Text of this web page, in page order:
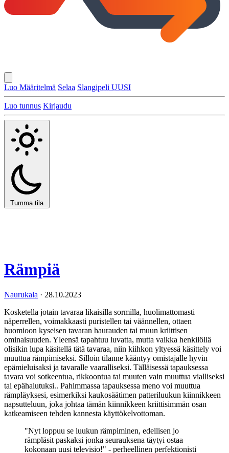
Luo Määritelmä Selaa Slangipeli UUSI
Luo tunnus Kirjaudu
Tumma tila
Rämpiä
Naurukala · 28.10.2023
Kosketella jotain tavaraa likaisilla sormilla, huolimattomasti
näperrellen, voimakkaasti puristellen tai väännellen, ottaen
huomioon kyseisen tavaran haurauden tai muun kriittisen
ominaisuuden. Yleensä tapahtuu luvatta, mutta vaikka henkilöllä
olisikin lupa käsitellä tätä tavaraa, niin kiihkon yltyessä käsittely voi
muuttua rämpimiseksi. Silloin tilanne kääntyy omistajalle hyvin
epämieluisaksi ja tavaralle vaaralliseksi. Tälläisessä tapauksessa
tavara voi sotkeentua, rikkoontua tai muuten vain muuttua vialliseksi
tai epähalutuksi.. Pahimmassa tapauksessa meno voi muuttua
rämpläyksesi, esimerkiksi kaukosäätimen patteriluukun kiinnikkeen
napsutteluun, joka johtaa tämän kiinnikkeen kriittisimmän osan
katkeamiseen tehden kannesta käyttökelvottoman.
"Nyt loppuu se luukun rämpiminen, edellisen jo
rämpläsit paskaksi jonka seurauksena täytyi ostaa
kokonaan uusi televisio!" - perheellinen perfektionisti